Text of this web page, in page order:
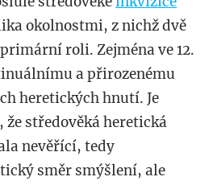
okolnostmi, z nichž dvě
roli. Zejména ve 12.
a přirozenému
heretických hnutí. Je
středověká heretická
nevěřící, tedy
směr smýšlení, ale